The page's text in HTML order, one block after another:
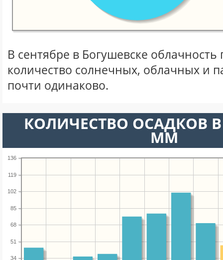
В сентябре в Богушевске
количество солнечных, облачных и
почти одинаково.
КОЛИЧЕСТВО ОСАДКОВ В
ММ
34
51
68
85
102
119
136